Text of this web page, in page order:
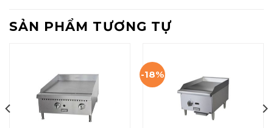
SẢN PHẨM TƯƠNG TỰ
-18%